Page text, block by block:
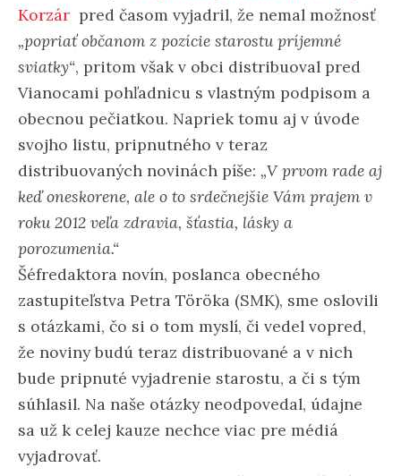
Korzár pred časom vyjadril, že nemal možnosť
„popriať občanom z pozície starostu príjemné
sviatky“, pritom však v obci distribuoval pred
Vianocami pohľadnicu s vlastným podpisom a
obecnou pečiatkou. Napriek tomu aj v úvode
svojho listu, pripnutného v teraz
distribuovaných novinách píše: „V prvom rade aj
keď oneskorene, ale o to srdečnejšie Vám prajem v
roku 2012 veľa zdravia, šťastia, lásky a
porozumenia.“
Šéfredaktora novín, poslanca obecného
zastupiteľstva Petra Töröka (SMK), sme oslovili
s otázkami, čo si o tom myslí, či vedel vopred,
že noviny budú teraz distribuované a v nich
bude pripnuté vyjadrenie starostu, a či s tým
súhlasil. Na naše otázky neodpovedal, údajne
sa už k celej kauze nechce viac pre médiá
vyjadrovať.